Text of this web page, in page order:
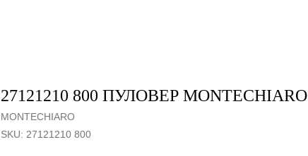
27121210 800 ПУЛОВЕР MONTECHIARO
MONTECHIARO
SKU: 27121210 800